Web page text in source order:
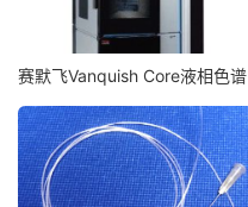
赛默飞Vanquish Core液相色谱